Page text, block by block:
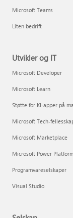
Microsoft Teams
Liten bedrift
Utvikler og IT
Microsoft Developer
Microsoft Learn
Støtte for KI-apper på
Microsoft Tech-
Microsoft Marketplace
Microsoft Power
Programvareselskaper
Visual Studio